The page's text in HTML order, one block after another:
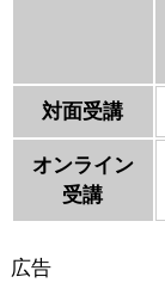
対面受講
オンライン
受講
広告